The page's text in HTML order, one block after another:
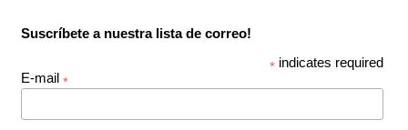
Suscríbete a nuestra lista de correo!
* indicates required
E-mail *